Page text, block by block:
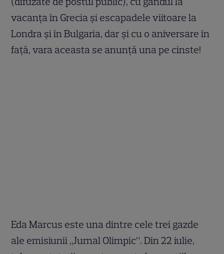
vacanța în Grecia și escapadele viitoare la
Londra și în Bulgaria, dar și cu o aniversare în
față, vara aceasta se anunță una pe cinste!
Eda Marcus este una dintre cele trei gazde
ale emisiunii „Jurnal Olimpic”. Din 22 iulie,